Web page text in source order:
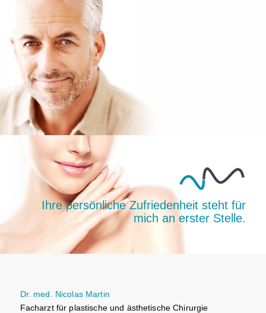
Ästhetische Chirurgie für den Mann: bei Falten, Gynäkomastie,
übermäßigem Schwitzen, Aknenarben und mehr.
Ihre persönliche Zufriedenheit steht für
mich an erster Stelle.
Dr. med. Nicolas Martin
Facharzt für plastische und ästhetische Chirurgie